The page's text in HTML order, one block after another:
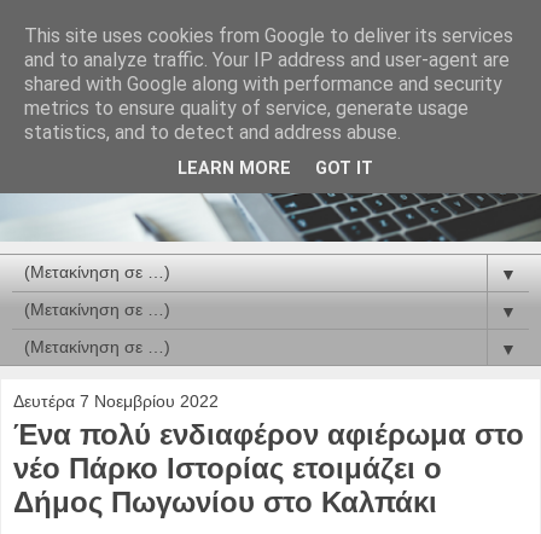
▼
▼
▼
Δευτέρα 7 Νοεμβρίου 2022
Ένα πολύ ενδιαφέρον αφιέρωμα στο
νέο Πάρκο Ιστορίας ετοιμάζει ο
Δήμος Πωγωνίου στο Καλπάκι
This site uses cookies from Google to deliver its services
and to analyze traffic. Your IP address and user-agent are
shared with Google along with performance and security
metrics to ensure quality of service, generate usage
statistics, and to detect and address abuse.
LEARN MORE GOT IT